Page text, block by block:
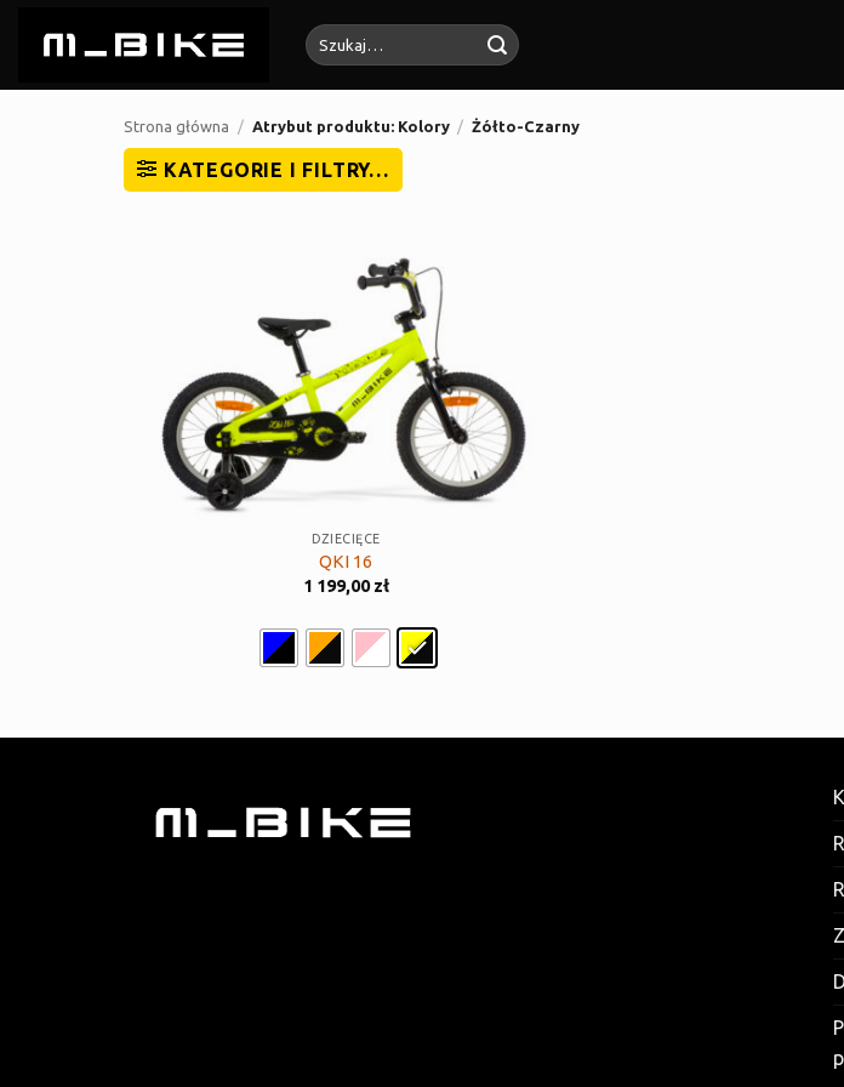
Szukaj:
Strona główna / Atrybut produktu: Kolory / Żółto-Czarny
KATEGORIE I FILTRY…
DZIECIĘCE
QKI 16
1 199,00zł